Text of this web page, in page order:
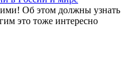
Об этом должны узнать
это тоже интересно